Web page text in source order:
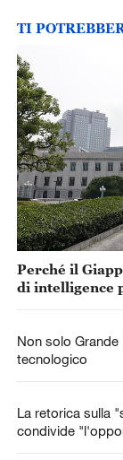
TI
Perché il
di intelligence
Non solo
tecnologico
La retorica sulla
condivide